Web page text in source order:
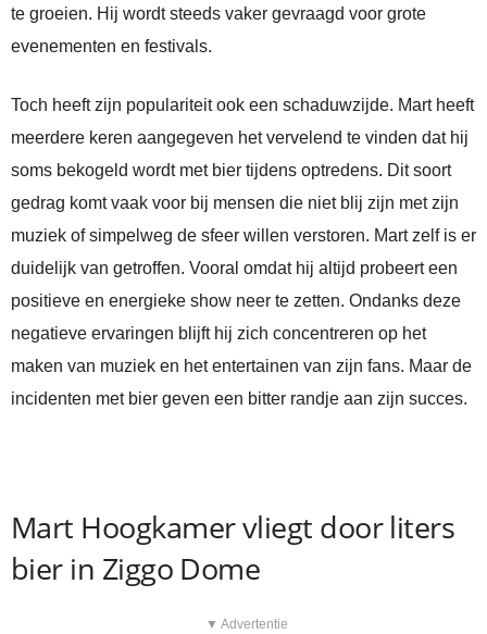
te groeien. Hij wordt steeds vaker gevraagd voor grote
evenementen en festivals.
Toch heeft zijn populariteit ook een schaduwzijde. Mart heeft
meerdere keren aangegeven het vervelend te vinden dat hij
soms bekogeld wordt met bier tijdens optredens. Dit soort
gedrag komt vaak voor bij mensen die niet blij zijn met zijn
muziek of simpelweg de sfeer willen verstoren. Mart zelf is er
duidelijk van getroffen. Vooral omdat hij altijd probeert een
positieve en energieke show neer te zetten. Ondanks deze
negatieve ervaringen blijft hij zich concentreren op het
maken van muziek en het entertainen van zijn fans. Maar de
incidenten met bier geven een bitter randje aan zijn succes.
Mart Hoogkamer vliegt door liters
bier in Ziggo Dome
▼ Advertentie